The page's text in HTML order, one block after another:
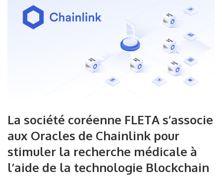
La société coréenne FLETA s’associe
aux Oracles de Chainlink pour
stimuler la recherche médicale à
l’aide de la technologie Blockchain